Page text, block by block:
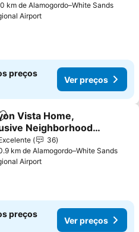
km de Alamogordo–White Sands
Airport
preços
Ver preços
Adicionar aos favoritos
Vista Home,
Neighborhood
Magnificent Views
Sands
36
km de Alamogordo–White Sands
Airport
preços
Ver preços